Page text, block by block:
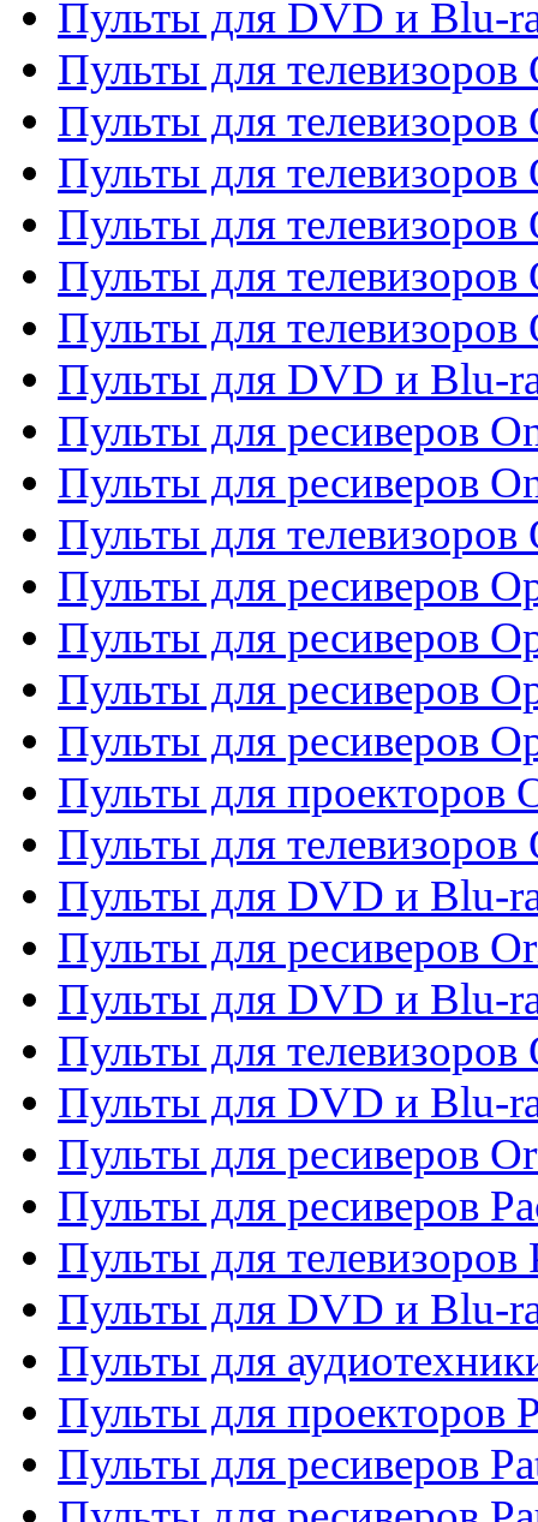
Пульты для DVD и Blu-
Пульты для телевизоров
Пульты для телевизоров
Пульты для телевизоров
Пульты для телевизоров
Пульты для телевизоров
Пульты для телевизоров
Пульты для DVD и Blu-
Пульты для ресиверов
Пульты для ресиверов
Пульты для телевизоров
Пульты для ресиверов
Пульты для ресиверов
Пульты для ресиверов
Пульты для ресиверов
Пульты для проекторов
Пульты для телевизоров
Пульты для DVD и Blu-
Пульты для ресиверов
Пульты для DVD и Blu-
Пульты для телевизоров
Пульты для DVD и Blu-
Пульты для ресиверов
Пульты для ресиверов
Пульты для телевизоров
Пульты для DVD и Blu-
Пульты для
Пульты для проекторов
Пульты для ресиверов